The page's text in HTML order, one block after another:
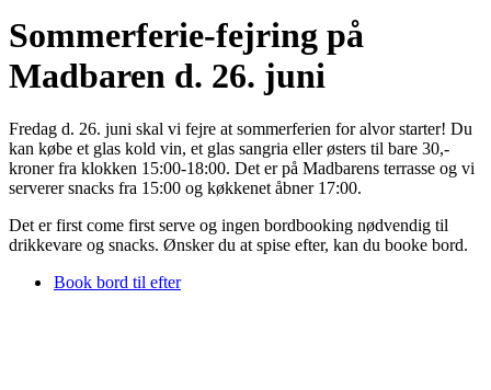
Sommerferie-fejring på
Madbaren d. 26. juni
Fredag d. 26. juni skal vi fejre at sommerferien for alvor starter! Du
kan købe et glas kold vin, et glas sangria eller østers til bare 30,-
kroner fra klokken 15:00-18:00. Det er på Madbarens terrasse og vi
serverer snacks fra 15:00 og køkkenet åbner 17:00.
Det er first come first serve og ingen bordbooking nødvendig til
drikkevare og snacks. Ønsker du at spise efter, kan du booke bord.
Book bord til efter